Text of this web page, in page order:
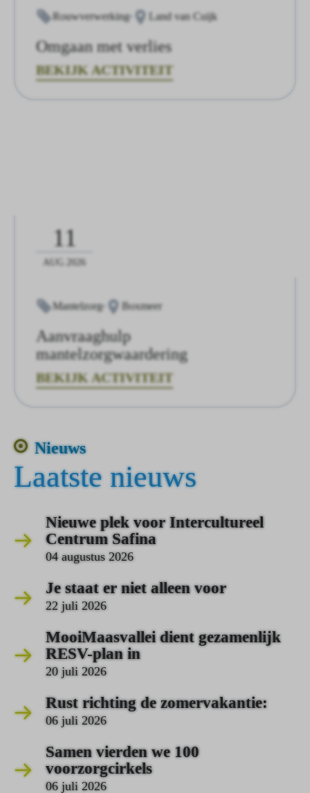
Rouwverwerking Land van Cuijk
Omgaan met verlies
BEKIJK ACTIVITEIT
11
AUG.2026
Mantelzorg Boxmeer
Aanvraaghulp
mantelzorgwaardering
BEKIJK ACTIVITEIT
Nieuws
Laatste nieuws
Nieuwe plek voor Intercultureel
Centrum Safina
04 augustus 2026
Je staat er niet alleen voor
22 juli 2026
MooiMaasvallei dient gezamenlijk
RESV-plan in
20 juli 2026
Rust richting de zomervakantie:
06 juli 2026
Samen vierden we 100
voorzorgcirkels
06 juli 2026